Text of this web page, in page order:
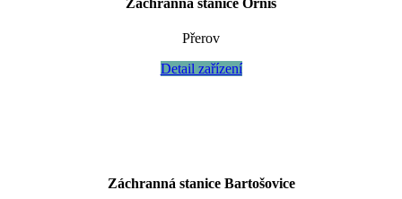
Záchranná stanice Ornis
Přerov
Detail zařízení
Záchranná stanice Bartošovice